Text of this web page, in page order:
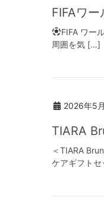
FIFAワ
FIFA ワー
周囲を気 […]
2026年5
TIARA
＜TIARA
ケアギフト